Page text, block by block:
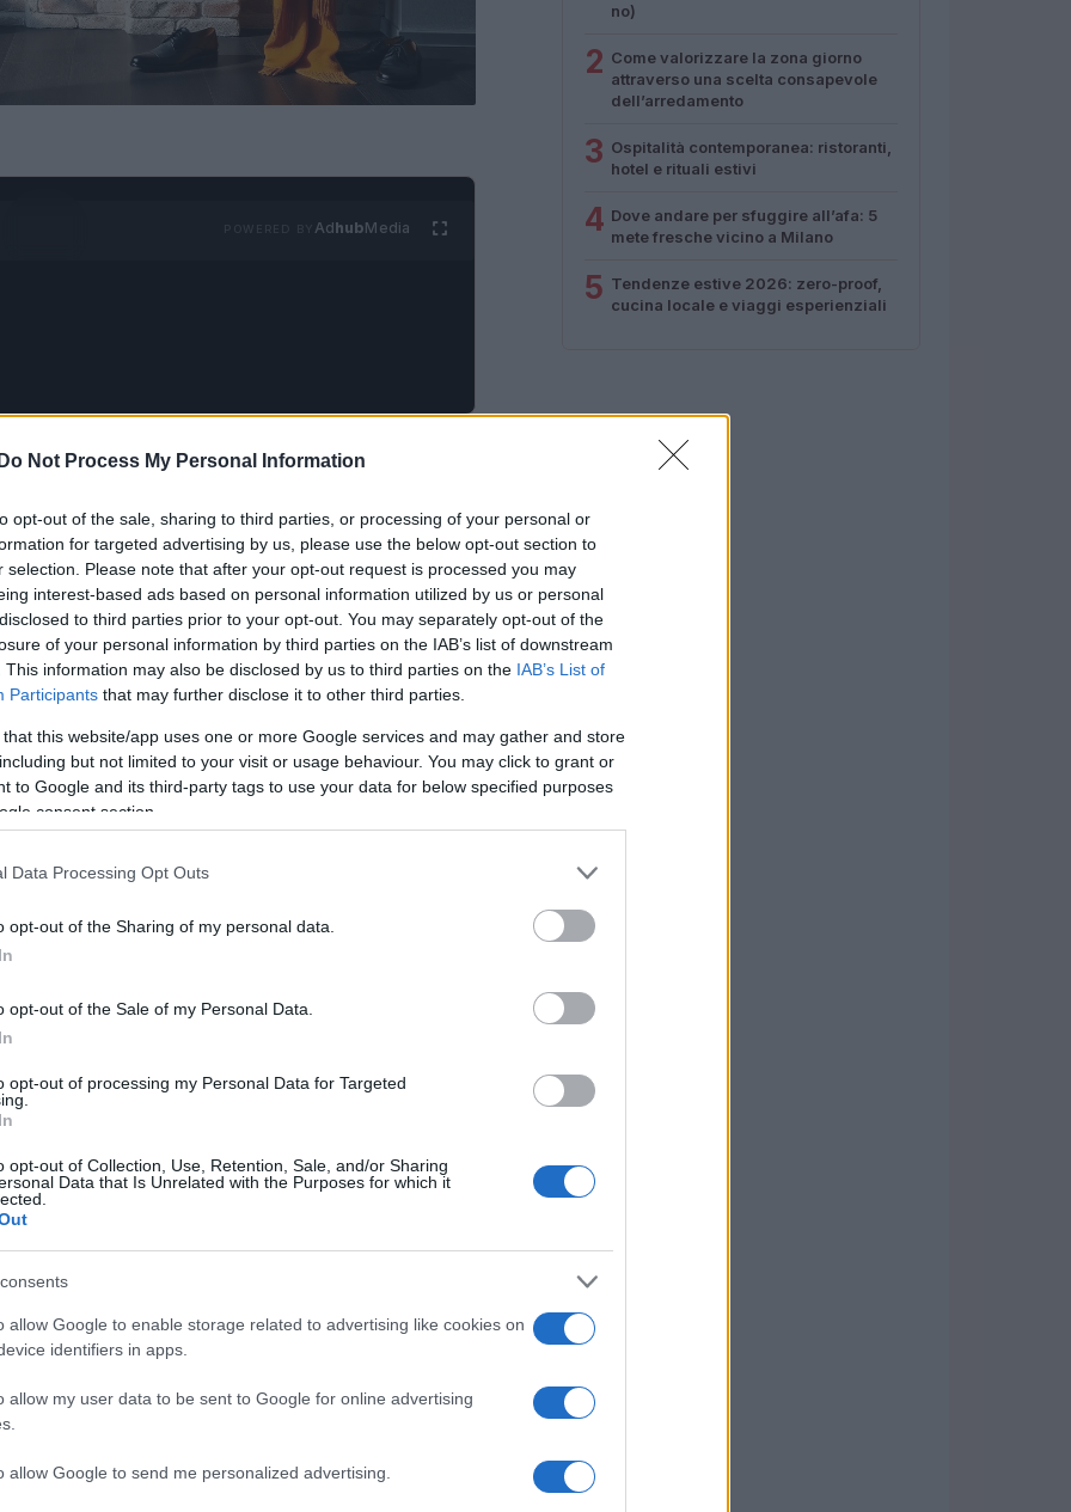
Do Not Process My Personal Information
opt-out of the sale, sharing to third parties, or processing of your personal or
for targeted advertising by us, please use the below opt-out section to
selection. Please note that after your opt-out request is processed you may
interest-based ads based on personal information utilized by us or personal
to third parties prior to your opt-out. You may separately opt-out of the
of your personal information by third parties on the IAB’s list of downstream
This information may also be disclosed by us to third parties on the IAB’s List of
Participants that may further disclose it to other third parties.
that this website/app uses one or more Google services and may gather and store
but not limited to your visit or usage behaviour. You may click to grant or
to Google and its third-party tags to use your data for below specified purposes
consent section.
Data Processing Opt Outs
opt-out of the Sharing of my personal data.
opt-out of the Sale of my Personal Data.
opt-out of processing my Personal Data for Targeted
opt-out of Collection, Use, Retention, Sale, and/or Sharing
Data that Is Unrelated with the Purposes for which it
allow Google to enable storage related to advertising like cookies on
identifiers in apps.
allow my user data to be sent to Google for online advertising
allow Google to send me personalized advertising.
AdhubMedia
con sé l’anticipazione delle nuove
il
e pronto a conquistare il guardaroba di ogni
Autunno-Inverno 2025/2026 hanno mostrato
look rigorosi e formali, possa essere
alle spalle l’immagine del classico
oggi sperimentano con volumi inaspettati,
vita a un’eleganza che sfida le
attuali
che ilgessato può essere un simbolo di
è il completo presentato da
e linee morbide. Il grigio tenue del tessuto
l’abbinamento con una camicia in tonalità
no)
2 Come valorizzare la zona giorno
attraverso una scelta consapevole
dell’arredamento
3 Ospitalità contemporanea: ristoranti,
hotel e rituali estivi
4 Dove andare per sfuggire all’afa: 5
mete fresche vicino a Milano
5 Tendenze estive 2026: zero-proof,
cucina locale e viaggi esperienziali